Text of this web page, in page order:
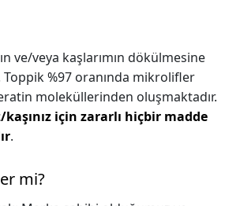
ve/veya kaşlarımın dökülmesine
Toppik %97 oranında mikrolifler
moleküllerinden oluşmaktadır.
kaşınız için zararlı hiçbir madde
.
mi?